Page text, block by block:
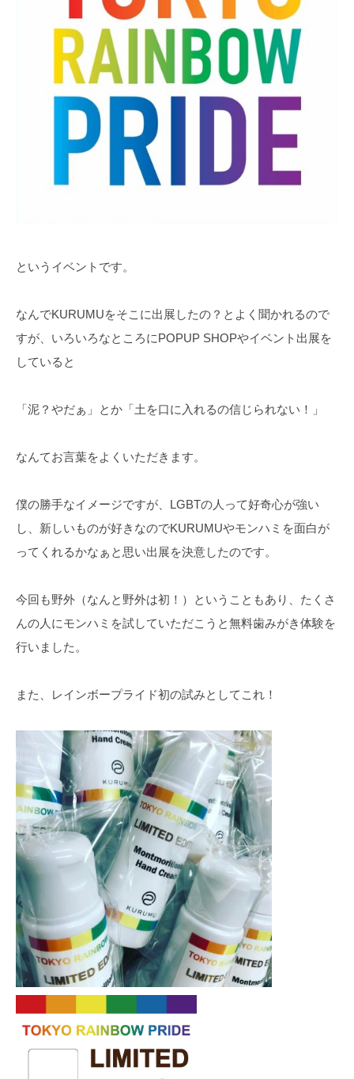
というイベントです。
なんでKURUMUをそこに出展したの？とよく聞かれるので
すが、いろいろなところにPOPUP SHOPやイベント出展を
していると
「泥？やだぁ」とか「土を口に入れるの信じられない！」
なんてお言葉をよくいただきます。
僕の勝手なイメージですが、LGBTの人って好奇心が強い
し、新しいものが好きなのでKURUMUやモンハミを面白が
ってくれるかなぁと思い出展を決意したのです。
今回も野外（なんと野外は初！）ということもあり、たくさ
んの人にモンハミを試していただこうと無料歯みがき体験を
行いました。
また、レインボープライド初の試みとしてこれ！